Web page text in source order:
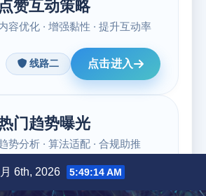
6th, 2026 5:49:15 AM